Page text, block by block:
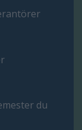
du